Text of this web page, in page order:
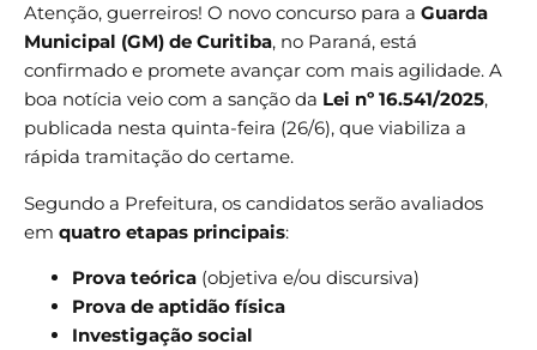
Atenção, guerreiros! O novo concurso para a Guarda
Municipal (GM) de Curitiba, no Paraná, está
confirmado e promete avançar com mais agilidade. A
boa notícia veio com a sanção da Lei nº 16.541/2025,
publicada nesta quinta-feira (26/6), que viabiliza a
rápida tramitação do certame.
Segundo a Prefeitura, os candidatos serão avaliados
em quatro etapas principais:
Prova teórica (objetiva e/ou discursiva)
Prova de aptidão física
Investigação social